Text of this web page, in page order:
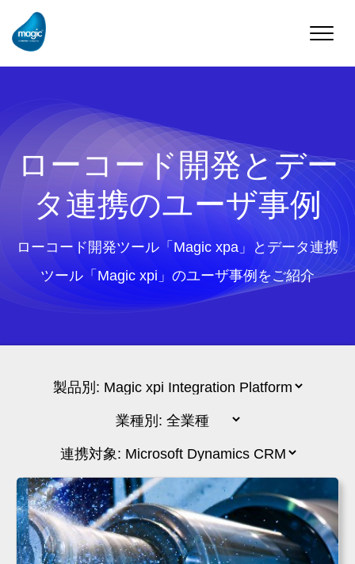
Toggle
ローコード開発とデー
タ連携のユーザ事例
ローコード開発ツール「Magic xpa」とデータ連携
ツール「Magic xpi」のユーザ事例をご紹介